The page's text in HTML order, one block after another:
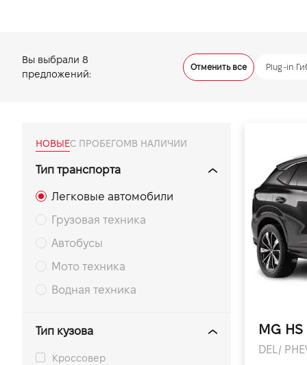
Вы выбрали 8
предложений:
Отменить все Plug-in
НОВЫЕС ПРОБЕГОМВ НАЛИЧИИ
Тип транспорта
Легковые автомобили
Грузовая техника
Автобусы
Мото техника
Водная техника
Тип кузова
Кроссовер
MG HS
DEL/
Контакты